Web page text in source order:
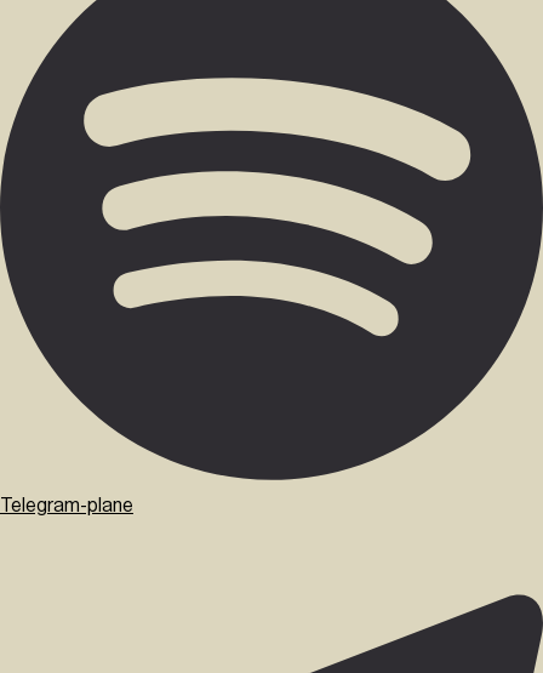
Telegram-plane